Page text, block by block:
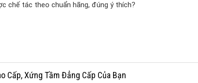
chế tác theo chuẩn hãng, đúng ý thích?
Cấp, Xứng Tầm Đẳng Cấp Của Bạn